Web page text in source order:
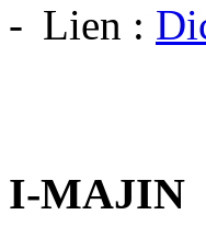
Lien :
I-MAJIN